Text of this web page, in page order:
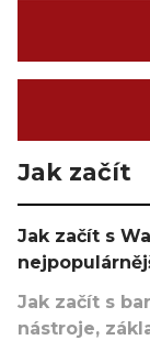
Jak začít
Jak začít s
Jak začít s
nástroje,